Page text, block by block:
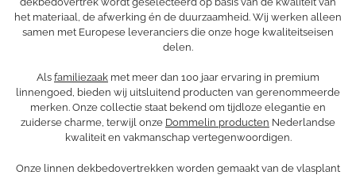
het materiaal, de afwerking én de duurzaamheid. Wij werken alleen
samen met Europese leveranciers die onze hoge kwaliteitseisen
delen.
Als familiezaak met meer dan 100 jaar ervaring in premium
linnengoed, bieden wij uitsluitend producten van gerenommeerde
merken. Onze collectie staat bekend om tijdloze elegantie en
zuiderse charme, terwijl onze Dommelin producten Nederlandse
kwaliteit en vakmanschap vertegenwoordigen.
Onze linnen dekbedovertrekken worden gemaakt van de vlasplant